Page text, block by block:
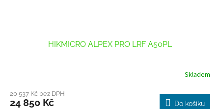
HIKMICRO ALPEX PRO LRF A50PL
Skladem
20 537 Kč bez DPH
24 850 Kč Do košíku